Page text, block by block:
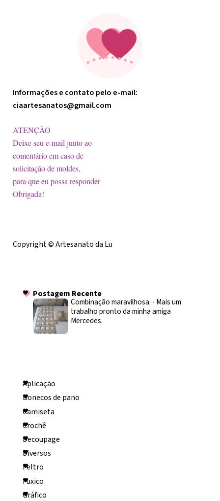
Informações e contato pelo e-mail:
ciaartesanatos@gmail.com
ATENÇÃO
Deixe seu e-mail junto ao
comentário em caso de
solicitação de moldes,
para que eu possa responder
Obrigada!
Copyright © Artesanato da Lu
Postagem Recente
Combinação maravilhosa. - Mais um
trabalho pronto da minha amiga
Mercedes.
Aplicação
Bonecos de pano
Camiseta
Crochê
Decoupage
Diversos
Feltro
Fuxico
Gráfico